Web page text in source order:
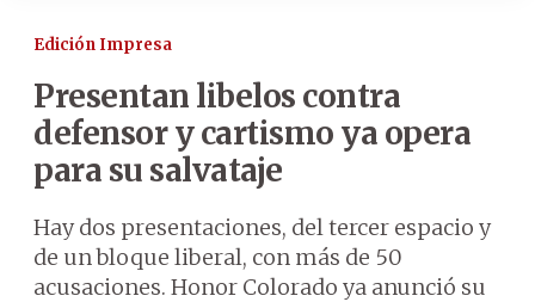
Edición Impresa
Presentan libelos contra
defensor y cartismo ya opera
para su salvataje
Hay dos presentaciones, del tercer espacio y
de un bloque liberal, con más de 50
acusaciones. Honor Colorado ya anunció su